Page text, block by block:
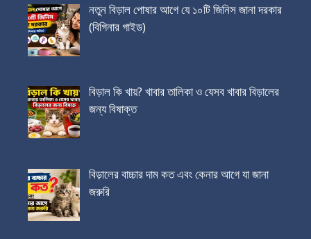
নতুন বিড়াল পোষার আগে যে ১০টি জিনিস জানা দরকার
(বিগিনার গাইড)
বিড়াল কি খায়? খাবার তালিকা ও যেসব খাবার বিড়ালের
জন্য বিষাক্ত
বিড়ালের বাচ্চার দাম কত এবং কেনার আগে যা জানা
জরুরি